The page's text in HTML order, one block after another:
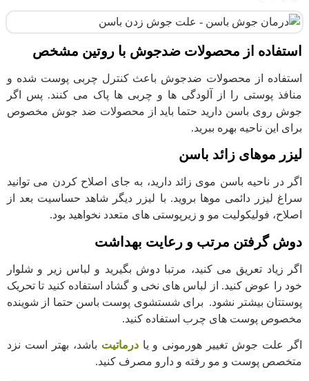
استفاده از محصولات ضدجوش با روتین مشخص
استفاده از محصولات ضدجوش باعث کنترل چربی پوست شده و
منافذ پوستی را از آلودگی ها و چربی ها پاک می کنند. پس اگر
جوش روی باسن دارید حتما باید از محصولات ضد جوش مخصوص
برای این ناحیه بهره ببرید.
لیزر موهای زائد باسن
اگر در ناحیه باسن موی زائد دارید، به جای اصلاح کردن می توانید
سراغ لیزر دائمی موها بروید. با لیزر دیگر شاهد حساسیت بعد از
اصلاح، فولیکولیت مو و زیرپوستی های متعدد نخواهید بود.
دوش گرفتن مرتب و رعایت بهداشت
اگر زیاد تعریق می کنید، مرتبا دوش بگیرید و لباس زیر و شلوار
خود را عوض کنید. از لباس های نخی و گشاد استفاده کنید تا تحریک
پوستتان بیشتر نشود. برای شستشوی پوست باسن حتما از شوینده
مخصوص پوست های چرب استفاده کنید.
اگر علت جوش تغییر هورمونی و یادرماتیت باشد، بهتر است نزد
متخصص پوست و مو رفته و دارو مصرف کنید.